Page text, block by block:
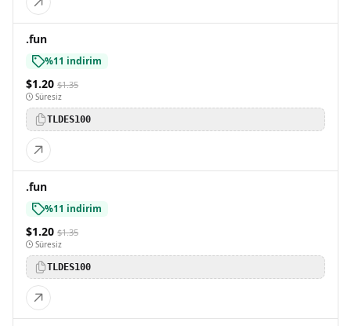
.fun
%11 indirim
$1.20 $1.35
Süresiz
TLDES100
.fun
%11 indirim
$1.20 $1.35
Süresiz
TLDES100